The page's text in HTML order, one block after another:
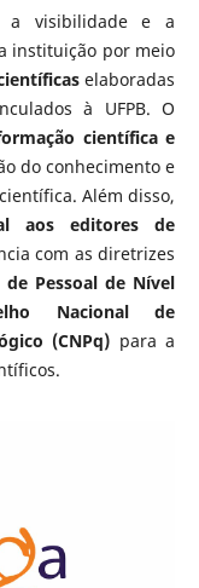
a visibilidade e a
instituição por meio
elaboradas
à UFPB. O
científica e
do conhecimento e
Além disso,
aos editores de
com as diretrizes
Pessoal de Nível
Nacional de
(CNPq) para a